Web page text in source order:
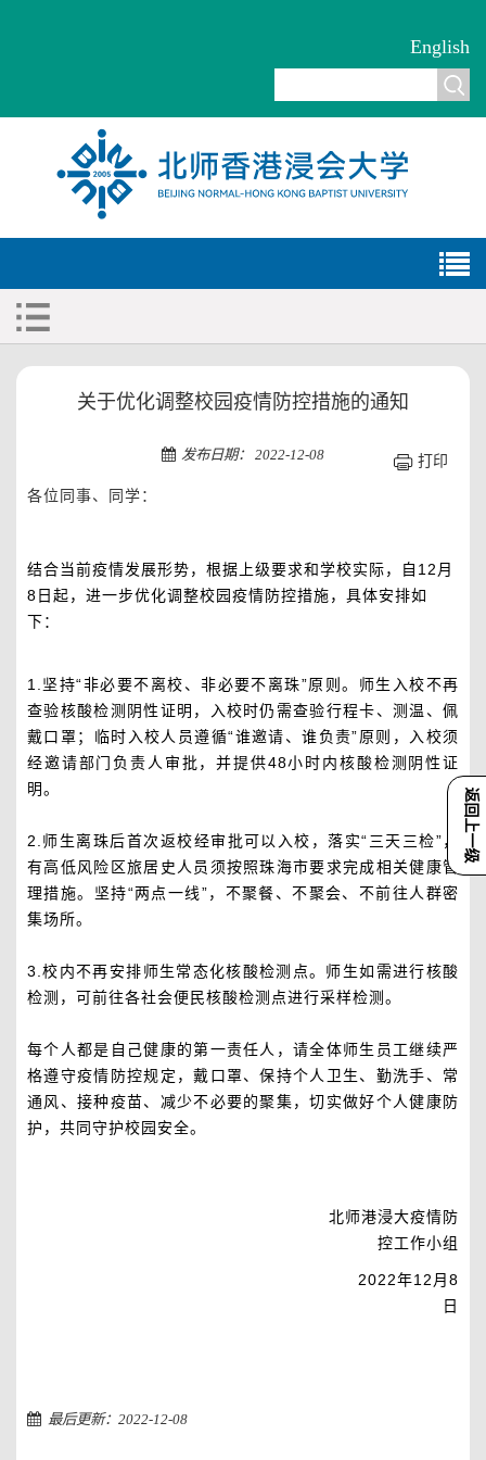
返回上一级
English
关于优化调整校园疫情防控措施的通知
发布日期： 2022-12-08 打印
各位同事、同学：
结合当前疫情发展形势，根据上级要求和学校实际，自12月
8日起，进一步优化调整校园疫情防控措施，具体安排如
下：
1.坚持“非必要不离校、非必要不离珠”原则。师生入校不再
查验核酸检测阴性证明，入校时仍需查验行程卡、测温、佩
戴口罩；临时入校人员遵循“谁邀请、谁负责”原则，入校须
经邀请部门负责人审批，并提供48小时内核酸检测阴性证
明。
2.师生离珠后首次返校经审批可以入校，落实“三天三检”，
有高低风险区旅居史人员须按照珠海市要求完成相关健康管
理措施。坚持“两点一线”，不聚餐、不聚会、不前往人群密
集场所。
3.校内不再安排师生常态化核酸检测点。师生如需进行核酸
检测，可前往各社会便民核酸检测点进行采样检测。
每个人都是自己健康的第一责任人，请全体师生员工继续严
格遵守疫情防控规定，戴口罩、保持个人卫生、勤洗手、常
通风、接种疫苗、减少不必要的聚集，切实做好个人健康防
护，共同守护校园安全。
北师港浸大疫情防
控工作小组
2022年12月8
日
最后更新：2022-12-08